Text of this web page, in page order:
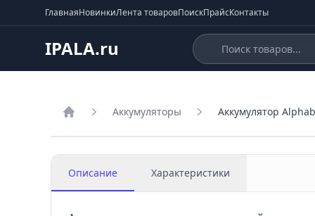
ГлавнаяНовинкиЛента товаровПоискПрайсКонтакты
IPALA.ru
Аккумуляторы Аккумулятор
Описание Характеристики